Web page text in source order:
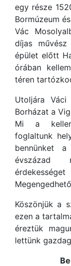
egy része
Bormúzeum
Vác
díjas
épület előtt
órában
téren
Utoljára
Borházat a
Mi a
foglaltunk
bennünket
évszázad
Köszönjük a
ezen a
éreztük
lettünk